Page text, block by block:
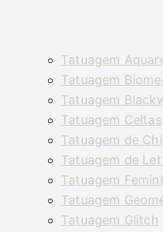
Tatuagem
Tatuagem
Tatuagem
Tatuagem Celtas
Tatuagem de
Tatuagem de
Tatuagem
Tatuagem
Tatuagem Glitch